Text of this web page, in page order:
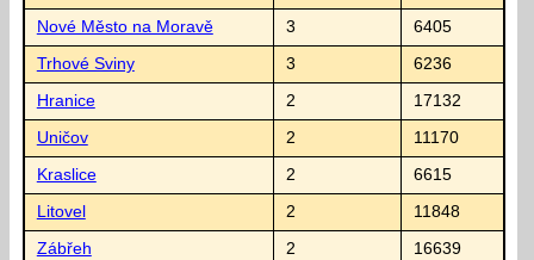
Nové Město na Moravě 3 6405
Trhové Sviny 3 6236
Hranice 2 17132
Uničov 2 11170
Kraslice 2 6615
Litovel 2 11848
Zábřeh 2 16639